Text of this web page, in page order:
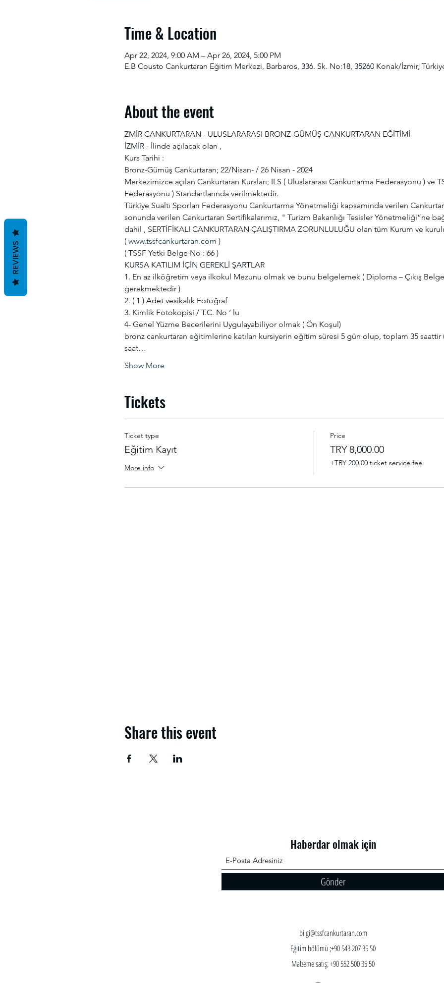
Time & Location
Apr 22, 2024, 9:00 AM – Apr 26, 2024, 5:00 PM
E.B Cousto Cankurtaran Eğitim Merkezi, Barbaros, 336. Sk. No:18, 35260 Konak/İzmir,
About the event
ZMİR CANKURTARAN - ULUSLARARASI BRONZ-GÜMÜŞ CANKURTARAN EĞİTİMİ
İZMİR - İlinde açılacak olan ,
Kurs Tarihi :
Bronz-Gümüş Cankurtaran; 22/Nisan- / 26 Nisan - 2024
Merkezimizce açılan Cankurtaran Kursları; ILS ( Uluslararası Cankurtarma Federasyonu ) ve
Federasyonu ) Standartlarında verilmektedir.
Türkiye Sualtı Sporları Federasyonu Cankurtarma Yönetmeliği kapsamında verilen
sonunda verilen Cankurtaran Sertifikalarımız, " Turizm Bakanlığı Tesisler Yönetmeliği”ne
dahil , SERTİFİKALI CANKURTARAN ÇALIŞTIRMA ZORUNLULUĞU olan tüm Kurum ve
( www.tssfcankurtaran.com )
( TSSF Yetki Belge No : 66 )
KURSA KATILIM İÇİN GEREKLİ ŞARTLAR
1. En az ilköğretim veya ilkokul Mezunu olmak ve bunu belgelemek ( Diploma – Çıkış
gerekmektedir )
2. ( 1 ) Adet vesikalık Fotoğraf
3. Kimlik Fotokopisi / T.C. No ‘ lu
4- Genel Yüzme Becerilerini Uygulayabiliyor olmak ( Ön Koşul)
bronz cankurtaran eğitimlerine katılan kursiyerin eğitim süresi 5 gün olup, toplam 35 saattir
saat…
Show More
Tickets
Ticket type
Eğitim Kayıt
More info
Price
TRY 8,000.00
+TRY 200.00 ticket service fee
Share this event
Haberdar olmak için
Gönder
bilgi@tssfcankurtaran.com
Eğitim bölümü ;+90 543 207 35 50
Malzeme satış; +90 552 500 35 50
REVIEWS